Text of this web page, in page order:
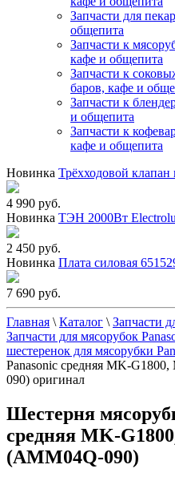
Запчасти для
общепита
Запчасти к
кафе и общепита
Запчасти к
баров, кафе и
Запчасти к
и общепита
Запчасти к
кафе и общепита
Новинка Трёхходовой клапан
4 990 руб.
Новинка ТЭН 2000Вт
2 450 руб.
Новинка Плата силовая
7 690 руб.
Главная \ Каталог \ Запчасти
Запчасти для мясорубок
шестеренок для мясорубки
Panasonic средняя MK-
090) оригинал
Шестерня
средняя MK-
(AMM04Q-090)